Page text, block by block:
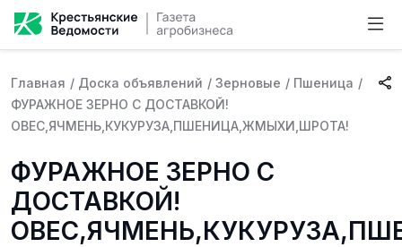
Главная / Доска объявлений / Зерновые / Пшеница /
ФУРАЖНОЕ ЗЕРНО С ДОСТАВКОЙ!
ОВЕС,ЯЧМЕНЬ,КУКУРУЗА,ПШЕНИЦА,ЖМЫХИ,ШРОТА!
ФУРАЖНОЕ ЗЕРНО С
ДОСТАВКОЙ!